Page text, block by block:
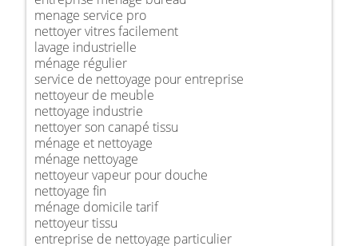
menage service pro
nettoyer vitres facilement
lavage industrielle
ménage régulier
service de nettoyage pour entreprise
nettoyeur de meuble
nettoyage industrie
nettoyer son canapé tissu
ménage et nettoyage
ménage nettoyage
nettoyeur vapeur pour douche
nettoyage fin
ménage domicile tarif
nettoyeur tissu
entreprise de nettoyage particulier